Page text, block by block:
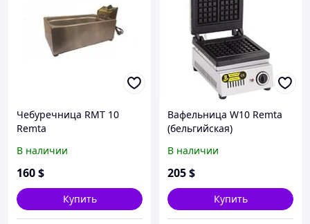
Чебуречница RMT 10
Remta
В наличии
160$
Купить
Вафельница W10 Remta
(бельгийская)
В наличии
205$
Купить